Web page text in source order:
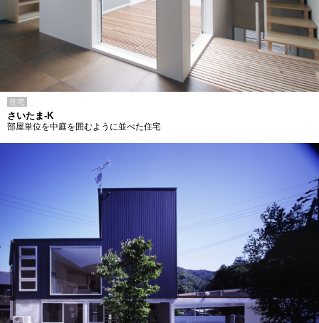
住宅
さいたま-K
部屋単位を中庭を囲むように並べた住宅